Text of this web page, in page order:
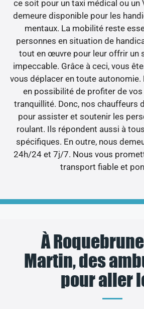
ce soit pour un taxi médical ou un
demeure disponible pour les
mentaux. La mobilité reste
personnes en situation de
tout en œuvre pour leur offrir un
impeccable. Grâce à ceci, vous
vous déplacer en toute autonomie.
en possibilité de profiter de
tranquillité. Donc, nos chauffeurs
pour assister et soutenir les
roulant. Ils répondent aussi à
spécifiques. En outre, nous
24h/24 et 7j/7. Nous vous
transport fiable et
À
Martin, des
pour aller